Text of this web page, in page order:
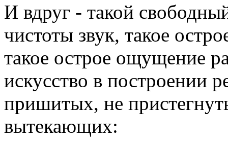
И вдруг - такой
чистоты звук, такое
такое острое ощущение
искусство в построении
пришитых, не
вытекающих: